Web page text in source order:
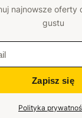
najnowsze oferty
gustu
Zapisz się
Polityka